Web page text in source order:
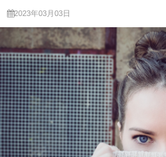
2023年03月03日